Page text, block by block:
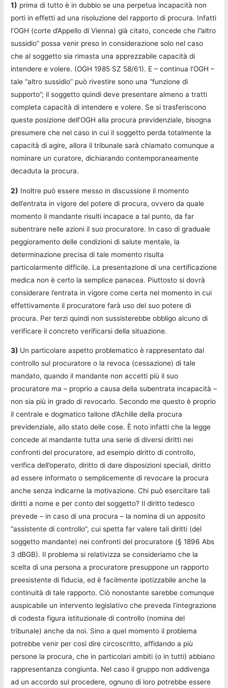
1) prima di tutto è in dubbio se una perpetua incapacità non
porti in effetti ad una risoluzione del rapporto di procura. Infatti
l’OGH (corte d’Appello di Vienna) già citato, concede che l”altro
sussidio” possa venir preso in considerazione solo nel caso
che al soggetto sia rimasta una apprezzabile capacità di
intendere e volere. (OGH 1985 SZ 58/61). E – continua l’OGH –
tale “altro sussidio” può rivestire sono una “funzione di
supporto”; il soggetto quindi deve presentare almeno a tratti
completa capacità di intendere e volere. Se si trasferiscono
queste posizione dell’OGH alla procura previdenziale, bisogna
presumere che nel caso in cui il soggetto perda totalmente la
capacità di agire, allora il tribunale sarà chiamato comunque a
nominare un curatore, dichiarando contemporaneamente
decaduta la procura.
2) Inoltre può essere messo in discussione il momento
dell’entrata in vigore del potere di procura, ovvero da quale
momento il mandante risulti incapace a tal punto, da far
subentrare nelle azioni il suo procuratore. In caso di graduale
peggioramento delle condizioni di salute mentale, la
determinazione precisa di tale momento risulta
particolarmente difficile. La presentazione di una certificazione
medica non è certo la semplice panacea. Piuttosto si dovrà
considerare l’entrata in vigore come certa nel momento in cui
effettivamente il procuratore farà uso del suo potere di
procura. Per terzi quindi non sussisterebbe obbligo alcuno di
verificare il concreto verificarsi della situazione.
3) Un particolare aspetto problematico è rappresentato dal
controllo sul procuratore o la revoca (cessazione) di tale
mandato, quando il mandante non accetti più il suo
procuratore ma – proprio a causa della subentrata incapacità –
non sia più in grado di revocarlo. Secondo me questo è proprio
il centrale e dogmatico tallone d’Achille della procura
previdenziale, allo stato delle cose. È noto infatti che la legge
concede al mandante tutta una serie di diversi diritti nei
confronti del procuratore, ad esempio diritto di controllo,
verifica dell’operato, diritto di dare disposizioni speciali, diritto
ad essere informato o semplicemente di revocare la procura
anche senza indicarne la motivazione. Chi può esercitare tali
diritti a nome e per conto del soggetto? Il diritto tedesco
prevede – in caso di una procura – la nomina di un apposito
“assistente di controllo”, cui spetta far valere tali diritti (del
soggetto mandante) nei confronti del procuratore (§ 1896 Abs
3 dBGB). Il problema si relativizza se consideriamo che la
scelta di una persona a procuratore presuppone un rapporto
preesistente di fiducia, ed è facilmente ipotizzabile anche la
continuità di tale rapporto. Ciò nonostante sarebbe comunque
auspicabile un intervento legislativo che preveda l’integrazione
di codesta figura istituzionale di controllo (nomina del
tribunale) anche da noi. Sino a quel momento il problema
potrebbe venir per così dire circoscritto, affidando a più
persone la procura, che in particolari ambiti (o in tutti) abbiano
rappresentanza congiunta. Nel caso il gruppo non addivenga
ad un accordo sul procedere, ognuno di loro potrebbe essere